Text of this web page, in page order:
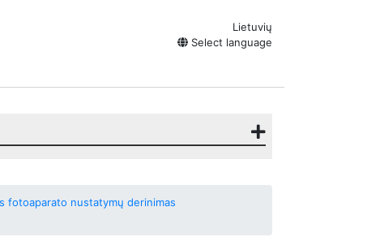
Lietuvių
Select language
fotoaparato nustatymų derinimas